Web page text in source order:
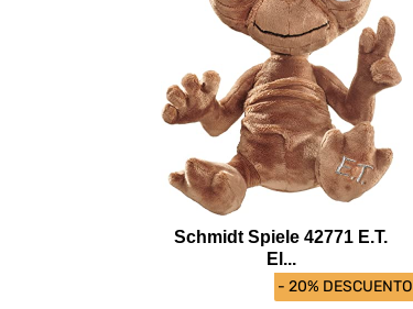
- 20% DESCUENTO
Schmidt Spiele 42771 E.T.
El...